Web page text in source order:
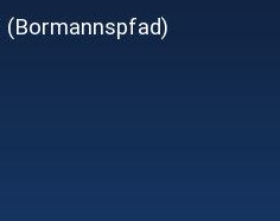
(Bormannspfad)